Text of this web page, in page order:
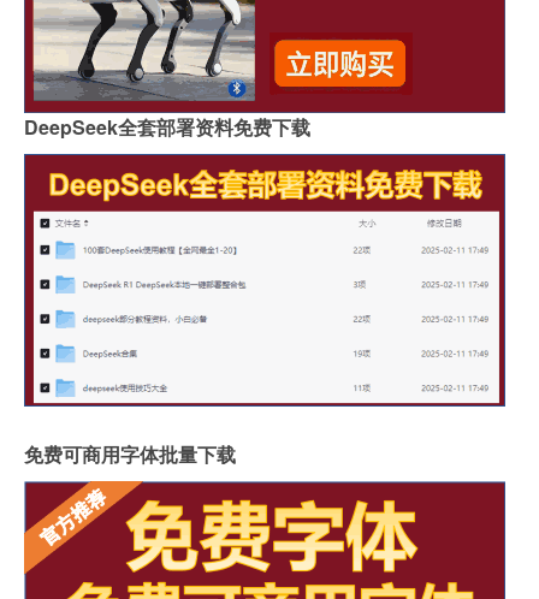
DeepSeek全套部署资料免费下载
免费可商用字体批量下载